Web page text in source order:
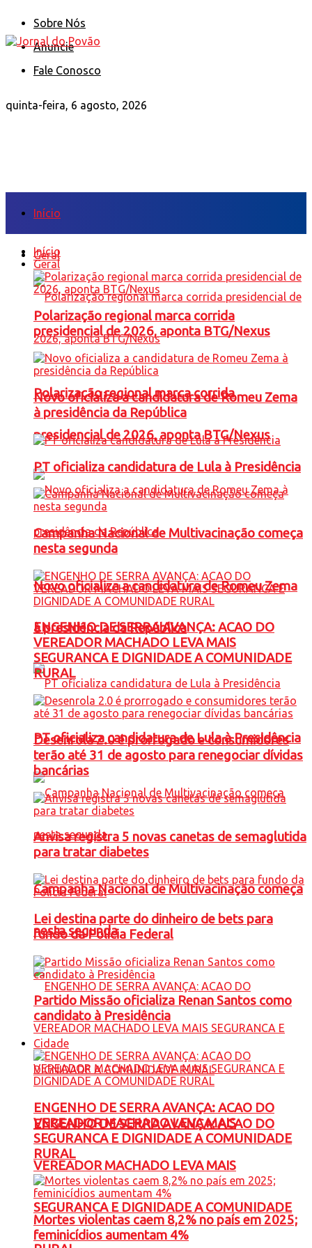
Sobre Nós
Anuncie
Fale Conosco
quinta-feira, 6 agosto, 2026
Início
Geral
Polarização regional marca corrida
presidencial de 2026, aponta BTG/Nexus
Novo oficializa a candidatura de Romeu Zema
à presidência da República
PT oficializa candidatura de Lula à Presidência
Campanha Nacional de Multivacinação começa
nesta segunda
ENGENHO DE SERRA AVANÇA: ACAO DO
VEREADOR MACHADO LEVA MAIS
SEGURANCA E DIGNIDADE A COMUNIDADE
Início
Geral
Polarização regional marca corrida
presidencial de 2026, aponta BTG/Nexus
Novo oficializa a candidatura de Romeu Zema
à presidência da República
PT oficializa candidatura de Lula à Presidência
Campanha Nacional de Multivacinação começa
nesta segunda
ENGENHO DE SERRA AVANÇA: ACAO DO
VEREADOR MACHADO LEVA MAIS
SEGURANCA E DIGNIDADE A COMUNIDADE
RURAL
Desenrola 2.0 é prorrogado e consumidores
terão até 31 de agosto para renegociar dívidas
bancárias
Anvisa registra 5 novas canetas de semaglutida
para tratar diabetes
Lei destina parte do dinheiro de bets para
fundo da Polícia Federal
Partido Missão oficializa Renan Santos como
candidato à Presidência
Cidade
ENGENHO DE SERRA AVANÇA: ACAO DO
VEREADOR MACHADO LEVA MAIS
SEGURANCA E DIGNIDADE A COMUNIDADE
RURAL
Mortes violentas caem 8,2% no país em 2025;
feminicídios aumentam 4%